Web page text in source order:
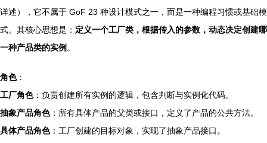
详述），它不属于 GoF 23 种设计模式之一，而是一种编程习惯或基础模
式。其核心思想是： 定义一个工厂类，根据传入的参数，动态决定创建哪
一种产品类的实例 。
角色：
工厂角色：负责创建所有实例的逻辑，包含判断与实例化代码。
抽象产品角色：所有具体产品的父类或接口，定义了产品的公共方法。
具体产品角色：工厂创建的目标对象，实现了抽象产品接口。